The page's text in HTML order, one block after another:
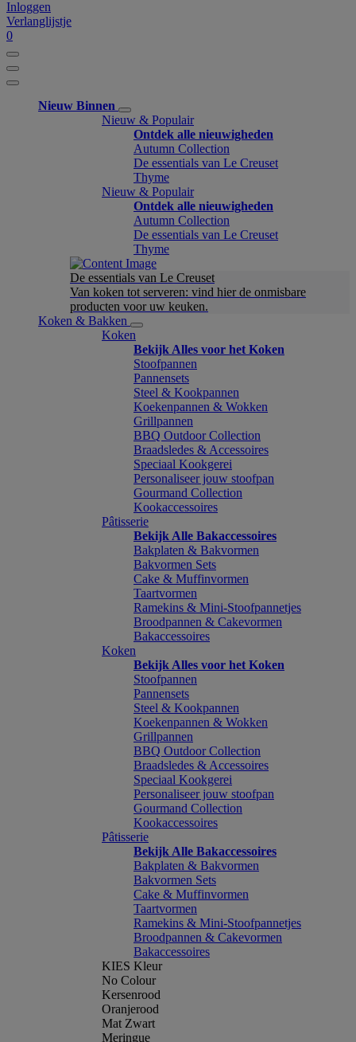
Inloggen
Verlanglijstje
0
Nieuw Binnen
Nieuw & Populair
Ontdek alle nieuwigheden
Autumn Collection
De essentials van Le Creuset
Thyme
Nieuw & Populair
Ontdek alle nieuwigheden
Autumn Collection
De essentials van Le Creuset
Thyme
De essentials van Le Creuset
Van koken tot serveren: vind hier de onmisbare
producten voor uw keuken.
Koken & Bakken
Koken
Bekijk Alles voor het Koken
Stoofpannen
Pannensets
Steel & Kookpannen
Koekenpannen & Wokken
Grillpannen
BBQ Outdoor Collection
Braadsledes & Accessoires
Speciaal Kookgerei
Personaliseer jouw stoofpan
Gourmand Collection
Kookaccessoires
Pâtisserie
Bekijk Alle Bakaccessoires
Bakplaten & Bakvormen
Bakvormen Sets
Cake & Muffinvormen
Taartvormen
Ramekins & Mini-Stoofpannetjes
Broodpannen & Cakevormen
Bakaccessoires
Koken
Bekijk Alles voor het Koken
Stoofpannen
Pannensets
Steel & Kookpannen
Koekenpannen & Wokken
Grillpannen
BBQ Outdoor Collection
Braadsledes & Accessoires
Speciaal Kookgerei
Personaliseer jouw stoofpan
Gourmand Collection
Kookaccessoires
Pâtisserie
Bekijk Alle Bakaccessoires
Bakplaten & Bakvormen
Bakvormen Sets
Cake & Muffinvormen
Taartvormen
Ramekins & Mini-Stoofpannetjes
Broodpannen & Cakevormen
Bakaccessoires
KIES Kleur
No Colour
Kersenrood
Oranjerood
Mat Zwart
Meringue